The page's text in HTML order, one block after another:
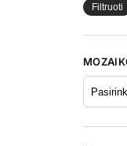
Filtruoti